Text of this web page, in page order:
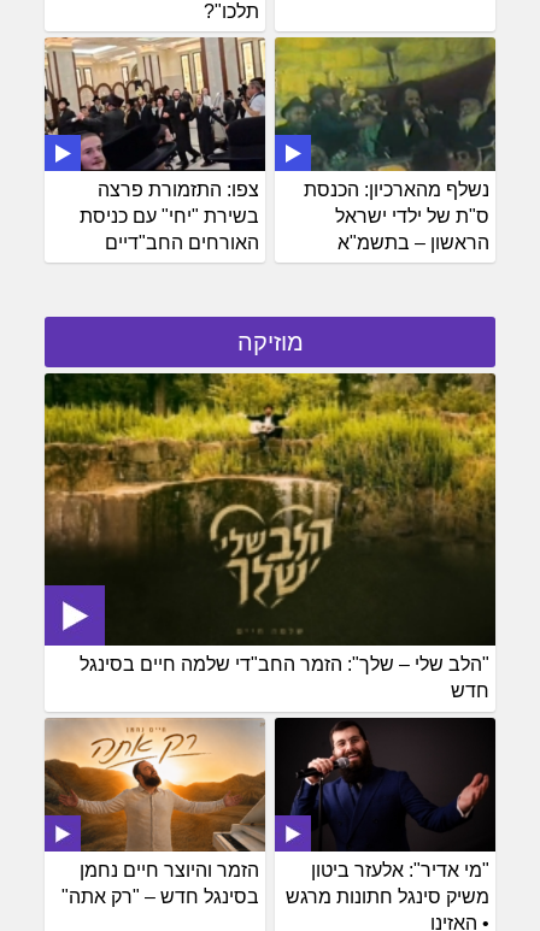
תלכו"?
צפו: התזמורת פרצה
בשירת "יחי" עם כניסת
האורחים החב"דיים
נשלף מהארכיון: הכנסת
ס"ת של ילדי ישראל
הראשון – בתשמ"א
מוזיקה
"הלב שלי – שלך": הזמר החב"די שלמה חיים בסינגל
חדש
הזמר והיוצר חיים נחמן
בסינגל חדש – "רק אתה"
"מי אדיר": אלעזר ביטון
משיק סינגל חתונות מרגש
• האזינו